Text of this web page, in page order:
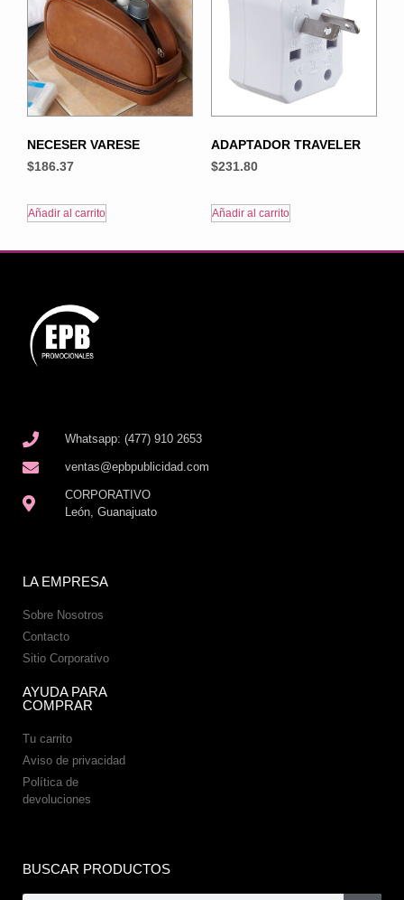
NECESER VARESE
$186.37
Añadir al carrito
ADAPTADOR TRAVELER
$231.80
Añadir al carrito
Whatsapp: (477) 910 2653
ventas@epbpublicidad.com
CORPORATIVO
León, Guanajuato
LA EMPRESA
Sobre Nosotros
Contacto
Sitio Corporativo
AYUDA PARA
COMPRAR
Tu carrito
Aviso de privacidad
Política de
devoluciones
BUSCAR PRODUCTOS